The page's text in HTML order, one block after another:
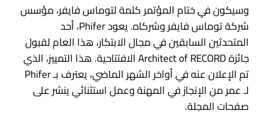
وسيكون في ختام المؤتمر كلمة لتوماس فايفر، مؤسس
شركة توماس فايفر وشركاه. يعود Phifer، أحد
المتحدثين السابقين في مجال الابتكار، هذا العام لقبول
جائزة Architect of RECORD الافتتاحية. هذا التمييز، الذي
تم الإعلان عنه في أواخر الشهر الماضي، يعترف بـ Phifer
لـعمر من الإنجاز في المهنة وعمل استثنائي ينشر على
صفحات المجلة.